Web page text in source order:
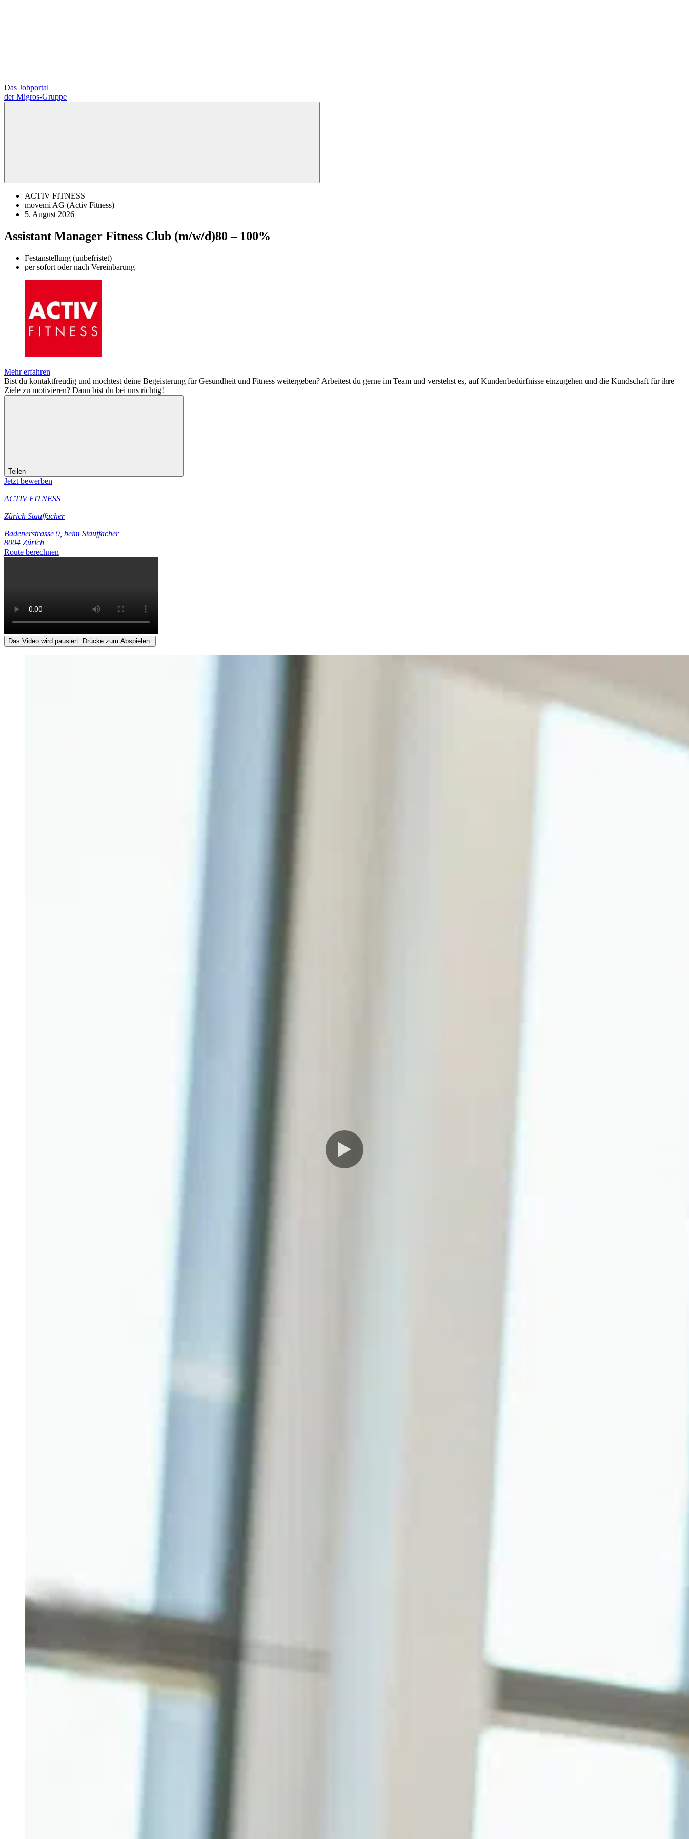
Das Jobportal
der Migros-Gruppe
ACTIV FITNESS
movemi AG (Activ Fitness)
5. August 2026
Assistant Manager Fitness Club (m/w/d)80 – 100%
Festanstellung (unbefristet)
per sofort oder nach Vereinbarung
Mehr erfahren
Bist du kontaktfreudig und möchtest deine Begeisterung für Gesundheit und Fitness weitergeben? Arbeitest du gerne im Team und verstehst es, auf Kundenbedürfnisse einzugehen und die Kundschaft für ihre
Ziele zu motivieren? Dann bist du bei uns richtig!
Teilen
Jetzt bewerben
ACTIV FITNESS
Zürich Stauffacher
Badenerstrasse 9, beim Stauffacher
8004 Zürich
Route berechnen
Das Video wird pausiert. Drücke zum Abspielen.